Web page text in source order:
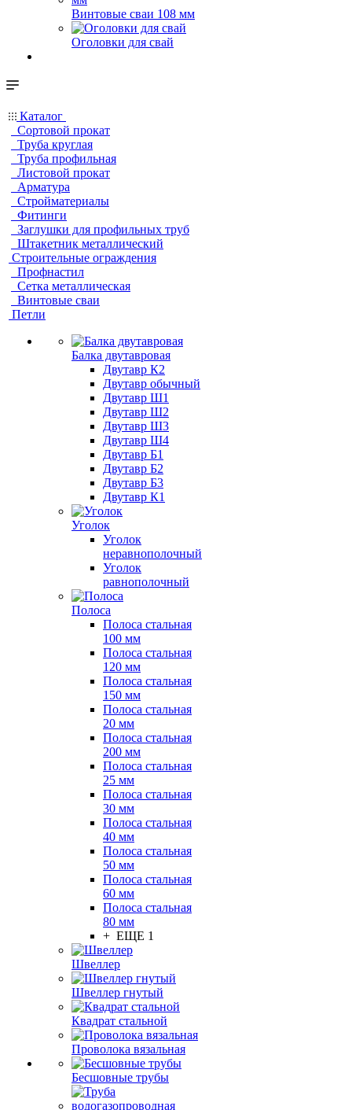
Винтовые сваи 108 мм
Оголовки для свай
Каталог
Сортовой прокат
Труба круглая
Труба профильная
Листовой прокат
Арматура
Стройматериалы
Фитинги
Заглушки для профильных труб
Штакетник металлический
Строительные ограждения
Профнастил
Сетка металлическая
Винтовые сваи
Петли
Балка двутавровая
Двутавр К2
Двутавр обычный
Двутавр Ш1
Двутавр Ш2
Двутавр Ш3
Двутавр Ш4
Двутавр Б1
Двутавр Б2
Двутавр Б3
Двутавр К1
Уголок
Уголок
неравнополочный
Уголок
равнополочный
Полоса
Полоса стальная
100 мм
Полоса стальная
120 мм
Полоса стальная
150 мм
Полоса стальная
20 мм
Полоса стальная
200 мм
Полоса стальная
25 мм
Полоса стальная
30 мм
Полоса стальная
40 мм
Полоса стальная
50 мм
Полоса стальная
60 мм
Полоса стальная
80 мм
+ ЕЩЕ 1
Швеллер
Швеллер гнутый
Квадрат стальной
Проволока вязальная
Бесшовные трубы